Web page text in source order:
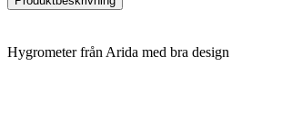
Hygrometer från Arida med bra design